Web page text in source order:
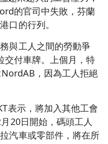
的官司中失敗，芬蘭
口的行列。
與工人之間的勞動爭
付車牌。上個月，特
，因為工人拒絕
表示，將加入其他工會
20日開始，碼頭工人
汽車或零部件，將在所